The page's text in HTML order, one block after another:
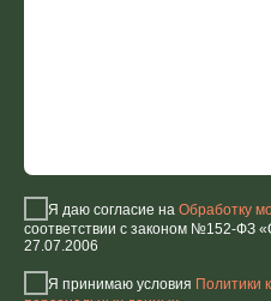
Я даю согласие на Обработку
соответствии с законом №152-ФЗ
27.07.2006
Я принимаю условия Политики